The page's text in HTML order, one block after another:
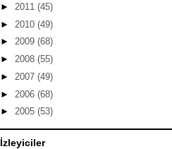
► 2011 (45)
► 2010 (49)
► 2009 (68)
► 2008 (55)
► 2007 (49)
► 2006 (68)
► 2005 (53)
İzleyiciler